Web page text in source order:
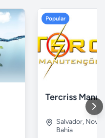
Popular
Salvador, Nova
Bahia